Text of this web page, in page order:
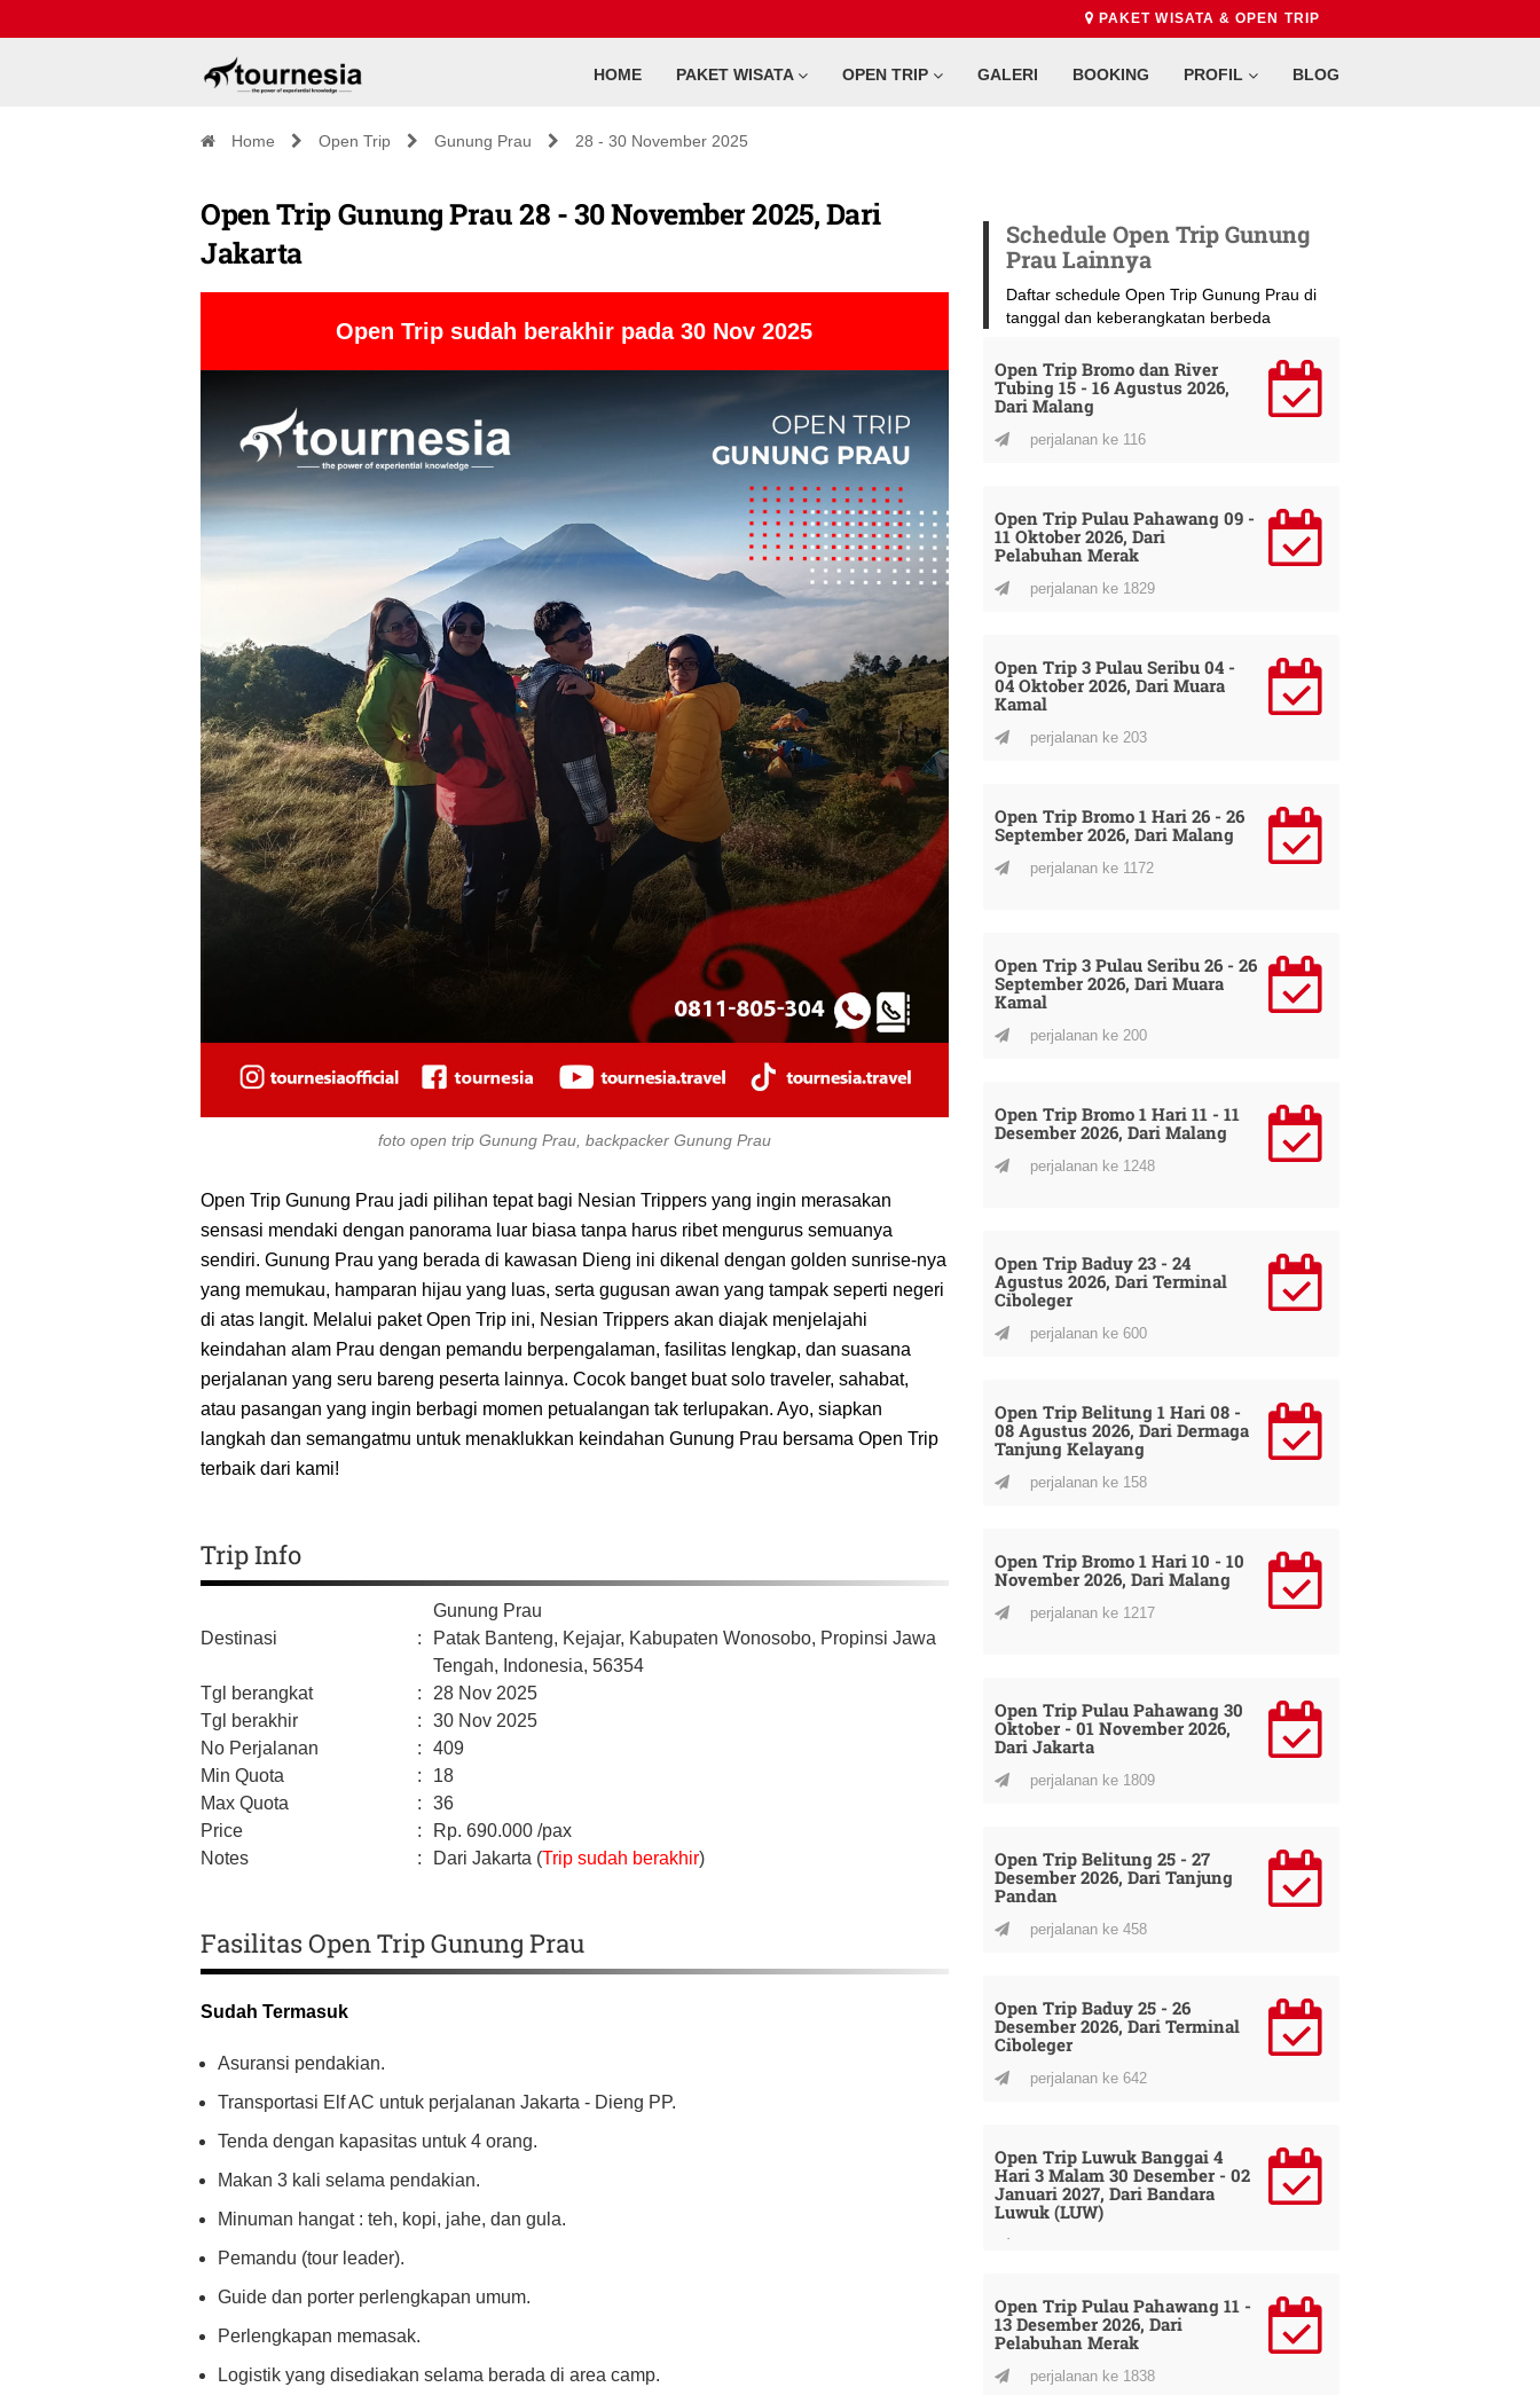
PAKET WISATA & OPEN TRIP
HOME PAKET WISATA OPEN TRIP GALERI BOOKING PROFIL BLOG
Home Open Trip Gunung Prau 28 - 30 November 2025
Open Trip Gunung Prau 28 - 30 November 2025, Dari
Jakarta
Open Trip sudah berakhir pada 30 Nov 2025
foto open trip Gunung Prau, backpacker Gunung Prau
Open Trip Gunung Prau jadi pilihan tepat bagi Nesian Trippers yang ingin merasakan
sensasi mendaki dengan panorama luar biasa tanpa harus ribet mengurus semuanya
sendiri. Gunung Prau yang berada di kawasan Dieng ini dikenal dengan golden sunrise-nya
yang memukau, hamparan hijau yang luas, serta gugusan awan yang tampak seperti negeri
di atas langit. Melalui paket Open Trip ini, Nesian Trippers akan diajak menjelajahi
keindahan alam Prau dengan pemandu berpengalaman, fasilitas lengkap, dan suasana
perjalanan yang seru bareng peserta lainnya. Cocok banget buat solo traveler, sahabat,
atau pasangan yang ingin berbagi momen petualangan tak terlupakan. Ayo, siapkan
langkah dan semangatmu untuk menaklukkan keindahan Gunung Prau bersama Open Trip
terbaik dari kami!
Trip Info
Destinasi :
Gunung Prau
Patak Banteng, Kejajar, Kabupaten Wonosobo, Propinsi Jawa
Tengah, Indonesia, 56354
Tgl berangkat
:
28 Nov 2025
Tgl berakhir
:
30 Nov 2025
No Perjalanan
:
409
Min Quota
:
18
Max Quota
:
36
Price
: Rp. 690.000 /pax
Notes
: Dari Jakarta (Trip sudah berakhir)
Fasilitas Open Trip Gunung Prau
Sudah Termasuk
Asuransi pendakian.
Transportasi Elf AC untuk perjalanan Jakarta - Dieng PP.
Tenda dengan kapasitas untuk 4 orang.
Makan 3 kali selama pendakian.
Minuman hangat : teh, kopi, jahe, dan gula.
Pemandu (tour leader).
Guide dan porter perlengkapan umum.
Perlengkapan memasak.
Logistik yang disediakan selama berada di area camp.
Schedule Open Trip Gunung
Prau Lainnya
Daftar schedule Open Trip Gunung Prau di
tanggal dan keberangkatan berbeda
Open Trip Bromo dan River
Tubing 15 - 16 Agustus 2026,
Dari Malang
perjalanan ke 116
Open Trip Pulau Pahawang 09 -
11 Oktober 2026, Dari
Pelabuhan Merak
perjalanan ke 1829
Open Trip 3 Pulau Seribu 04 -
04 Oktober 2026, Dari Muara
Kamal
perjalanan ke 203
Open Trip Bromo 1 Hari 26 - 26
September 2026, Dari Malang
perjalanan ke 1172
Open Trip 3 Pulau Seribu 26 - 26
September 2026, Dari Muara
Kamal
perjalanan ke 200
Open Trip Bromo 1 Hari 11 - 11
Desember 2026, Dari Malang
perjalanan ke 1248
Open Trip Baduy 23 - 24
Agustus 2026, Dari Terminal
Ciboleger
perjalanan ke 600
Open Trip Belitung 1 Hari 08 -
08 Agustus 2026, Dari Dermaga
Tanjung Kelayang
perjalanan ke 158
Open Trip Bromo 1 Hari 10 - 10
November 2026, Dari Malang
perjalanan ke 1217
Open Trip Pulau Pahawang 30
Oktober - 01 November 2026,
Dari Jakarta
perjalanan ke 1809
Open Trip Belitung 25 - 27
Desember 2026, Dari Tanjung
Pandan
perjalanan ke 458
Open Trip Baduy 25 - 26
Desember 2026, Dari Terminal
Ciboleger
perjalanan ke 642
Open Trip Luwuk Banggai 4
Hari 3 Malam 30 Desember - 02
Januari 2027, Dari Bandara
Luwuk (LUW)
Open Trip Pulau Pahawang 11 -
13 Desember 2026, Dari
Pelabuhan Merak
perjalanan ke 1838